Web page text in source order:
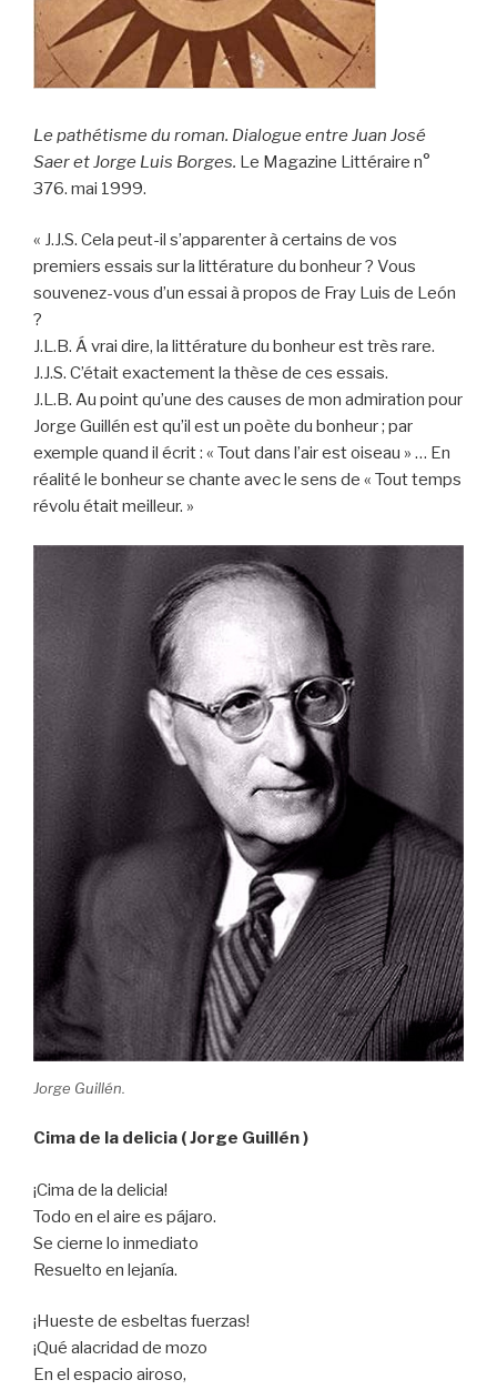
Le pathétisme du roman. Dialogue entre Juan José
Saer et Jorge Luis Borges. Le Magazine Littéraire n°
376. mai 1999.
« J.J.S. Cela peut-il s’apparenter à certains de vos
premiers essais sur la littérature du bonheur ? Vous
souvenez-vous d’un essai à propos de Fray Luis de León
?
J.L.B. Á vrai dire, la littérature du bonheur est très rare.
J.J.S. C’était exactement la thèse de ces essais.
J.L.B. Au point qu’une des causes de mon admiration pour
Jorge Guillén est qu’il est un poète du bonheur ; par
exemple quand il écrit : « Tout dans l’air est oiseau » … En
réalité le bonheur se chante avec le sens de « Tout temps
révolu était meilleur. »
Jorge Guillén.
Cima de la delicia ( Jorge Guillén )
¡Cima de la delicia!
Todo en el aire es pájaro.
Se cierne lo inmediato
Resuelto en lejanía.
¡Hueste de esbeltas fuerzas!
¡Qué alacridad de mozo
En el espacio airoso,